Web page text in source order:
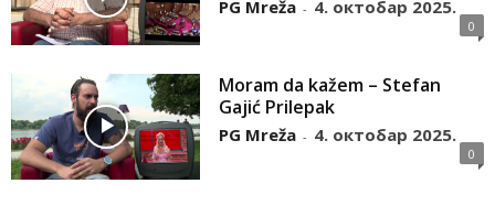
PG Mreža - 4. октобар 2025.
0
Moram da kažem – Stefan
Gajić Prilepak
PG Mreža - 4. октобар 2025.
0